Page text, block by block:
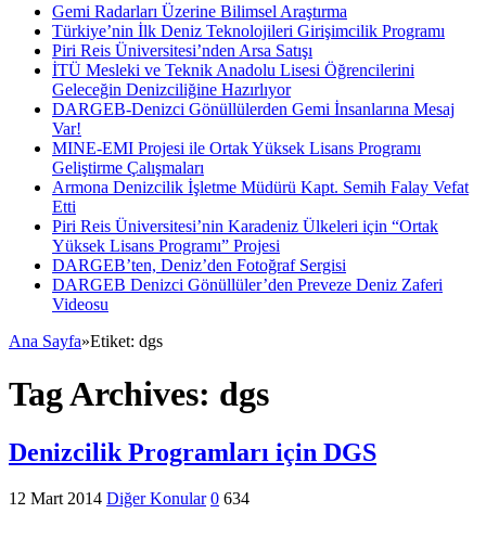
Gemi Radarları Üzerine Bilimsel Araştırma
Türkiye’nin İlk Deniz Teknolojileri Girişimcilik Programı
Piri Reis Üniversitesi’nden Arsa Satışı
İTÜ Mesleki ve Teknik Anadolu Lisesi Öğrencilerini
Geleceğin Denizciliğine Hazırlıyor
DARGEB-Denizci Gönüllülerden Gemi İnsanlarına Mesaj
Var!
MINE-EMI Projesi ile Ortak Yüksek Lisans Programı
Geliştirme Çalışmaları
Armona Denizcilik İşletme Müdürü Kapt. Semih Falay Vefat
Etti
Piri Reis Üniversitesi’nin Karadeniz Ülkeleri için “Ortak
Yüksek Lisans Programı” Projesi
DARGEB’ten, Deniz’den Fotoğraf Sergisi
DARGEB Denizci Gönüllüler’den Preveze Deniz Zaferi
Videosu
Ana Sayfa»Etiket: dgs
Tag Archives: dgs
Denizcilik Programları için DGS
12 Mart 2014 Diğer Konular 0 634